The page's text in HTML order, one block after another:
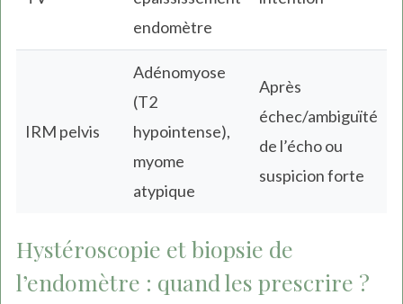
endomètre
IRM pelvis
Adénomyose
(T2
hypointense),
myome
atypique
Après
échec/ambiguïté
de l’écho ou
suspicion forte
Hystéroscopie et biopsie de
l’endomètre : quand les prescrire ?